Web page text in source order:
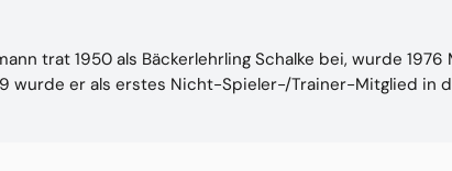
trat 1950 als Bäckerlehrling Schalke bei, wurde
wurde er als erstes Nicht-Spieler-/Trainer-Mitglied in